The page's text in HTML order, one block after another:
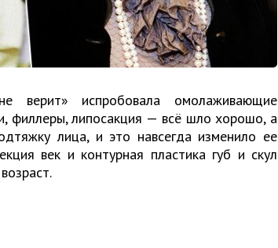
верит» испробовала омолаживающие
филлеры, липосакция — всё шло хорошо, а
лица, и это навсегда изменило ее
век и контурная пластика губ и скул